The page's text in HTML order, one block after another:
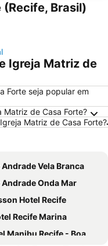
Brasil)
Igreja Matriz de
Forte seja popular em
de Casa Forte?
Matriz de Casa Forte?
Andrade Vela Branca
Andrade Onda Mar
Hotel Recife
Recife Marina
Recife - Boa Viagem